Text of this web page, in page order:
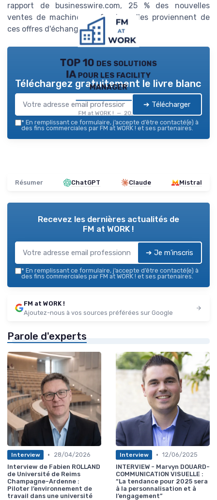
rapport de businesswire.com, 25 % des nouvelles
ventes de machines professionnelles proviennent de
ces offres d'échange.
TOP 10 des solutions
IA pour les facility
manager
FM at WORK ! — 2026
Téléchargez gratuitement le livre blanc
➔ Télécharger
* En remplissant ce formulaire, j’accepte d’être contacté(e) à
des fins commerciales par FM at WORK ! et ses partenaires.
Résumer ChatGPT Claude Mistral
Recevez les dernières actualités de
FM at WORK !
➔ Je m'inscris
* En remplissant ce formulaire, j’accepte d’être contacté(e) à
des fins commerciales par FM at WORK ! et ses partenaires.
FM at WORK !
Ajoutez-nous à vos sources préférées sur Google
Parole d'experts
Interview •
28/04/2026
Interview de Fabien ROLLAND
de Université de Reims
Champagne-Ardenne :
Piloter l’environnement de
travail dans une université
Interview • 12/06/2025
INTERVIEW - Marvyn DOUARD-
COMMUNICATION VISUELLE :
“La tendance pour 2025 sera
à la personnalisation et à
l’engagement”